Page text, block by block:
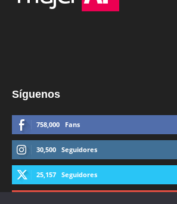
Síguenos
758,000 Fans
30,500 Seguidores
25,157 Seguidores